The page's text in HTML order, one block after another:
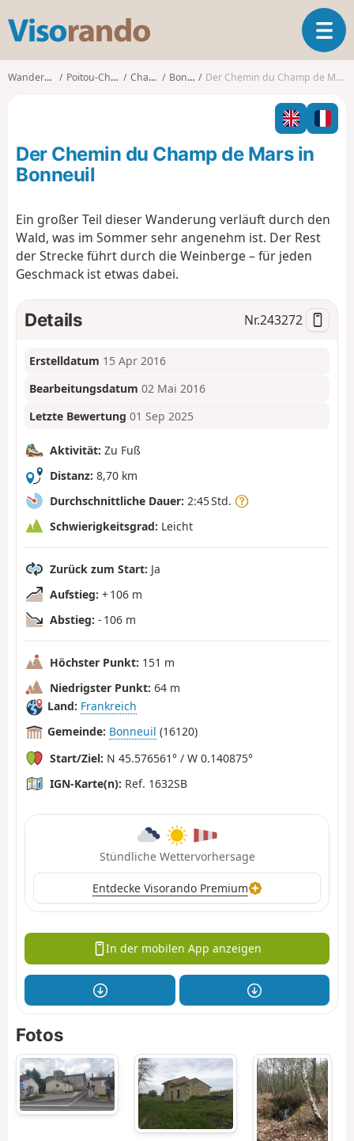
s
o
T
o
g
l
n
a
Wanderungen Poitou-Charentes Charente Bonneuil Der Chemin du Champ de Mars in Bonneuil
Der Chemin du Champ de Mars in
Bonneuil
Ein großer Teil dieser Wanderung verläuft durch den
Wald, was im Sommer sehr angenehm ist. Der Rest
der Strecke führt durch die Weinberge – für jeden
Geschmack ist etwas dabei.
Details Nr.243272
Erstelldatum 15 Apr 2016
Bearbeitungsdatum 02 Mai 2016
Letzte Bewertung 01 Sep 2025
Aktivität: Zu Fuß
Distanz: 8,70 km
Durchschnittliche Dauer: 2:45 Std.
Schwierigkeitsgrad: Leicht
Zurück zum Start: Ja
Aufstieg: + 106 m
Abstieg: - 106 m
Höchster Punkt: 151 m
Niedrigster Punkt: 64 m
Land: Frankreich
Gemeinde: Bonneuil (16120)
Start/Ziel: N 45.576561° / W 0.140875°
IGN-Karte(n): Ref. 1632SB
Stündliche Wettervorhersage
Entdecke Visorando Premium
In der mobilen App anzeigen
Fotos